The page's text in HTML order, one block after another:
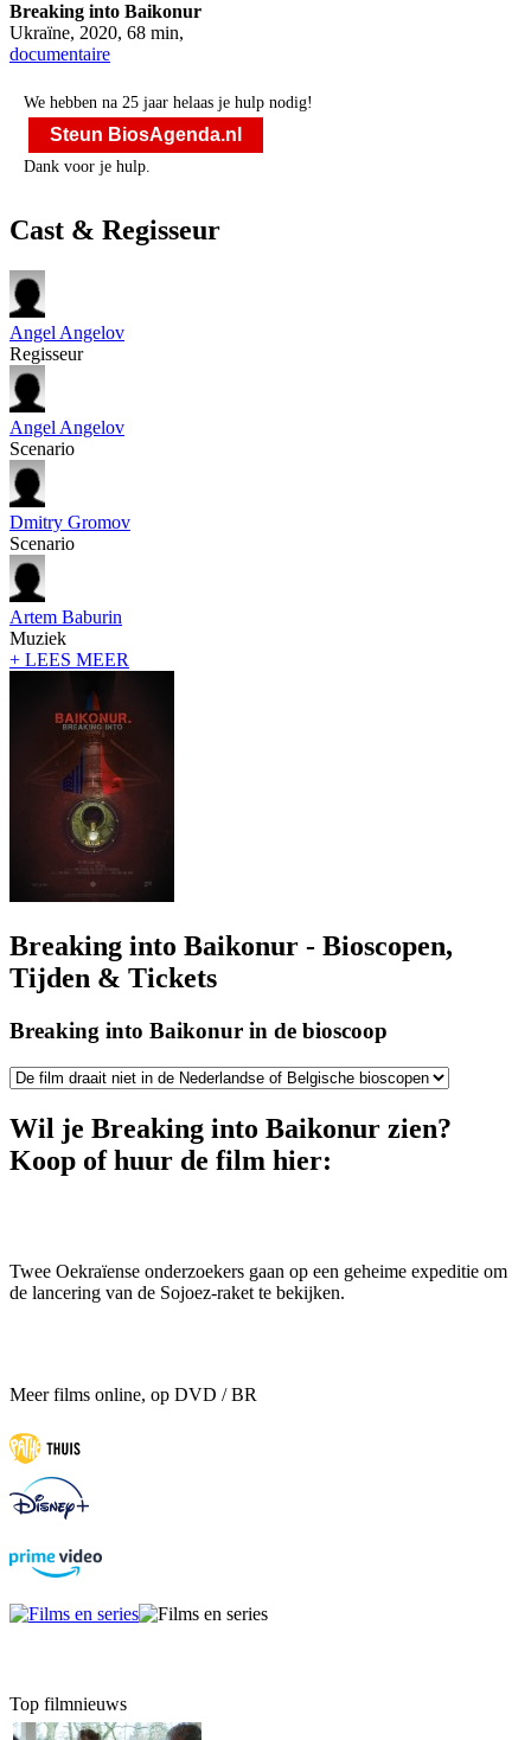
Breaking into Baikonur
Ukraïne, 2020, 68 min,
documentaire
We hebben na 25 jaar helaas je hulp nodig!
Steun BiosAgenda.nl
Dank voor je hulp.
Cast & Regisseur
Angel Angelov
Regisseur
Angel Angelov
Scenario
Dmitry Gromov
Scenario
Artem Baburin
Muziek
+ LEES MEER
Breaking into Baikonur - Bioscopen,
Tijden & Tickets
Breaking into Baikonur in de bioscoop
Wil je Breaking into Baikonur zien?
Koop of huur de film hier:
Twee Oekraïense onderzoekers gaan op een geheime expeditie om
de lancering van de Sojoez-raket te bekijken.
Meer films online, op DVD / BR
Top filmnieuws